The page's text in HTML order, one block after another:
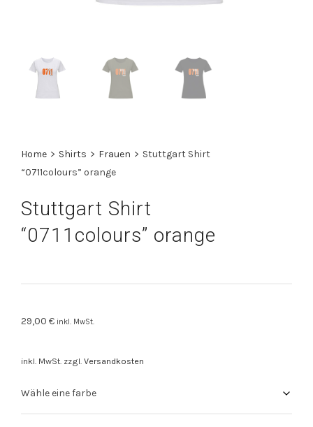
Home > Shirts > Frauen > Stuttgart Shirt
“0711colours” orange
Stuttgart Shirt
“0711colours” orange
29,00 € inkl. MwSt.
inkl. MwSt. zzgl. Versandkosten